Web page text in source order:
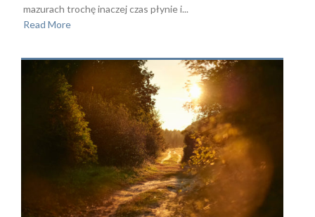
mazurach trochę inaczej czas płynie i...
Read More